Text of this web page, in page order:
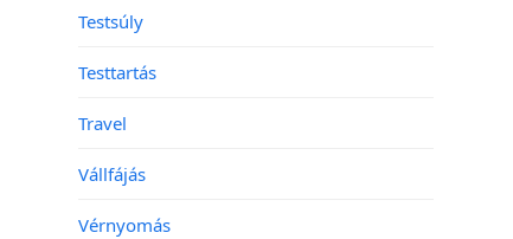
Testsúly
Testtartás
Travel
Vállfájás
Vérnyomás